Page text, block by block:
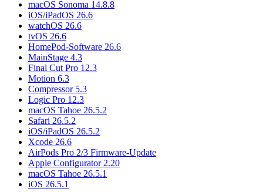
macOS Sonoma 14.8.8
iOS/iPadOS 26.6
watchOS 26.6
tvOS 26.6
HomePod-Software 26.6
MainStage 4.3
Final Cut Pro 12.3
Motion 6.3
Compressor 5.3
Logic Pro 12.3
macOS Tahoe 26.5.2
Safari 26.5.2
iOS/iPadOS 26.5.2
Xcode 26.6
AirPods Pro 2/3 Firmware-Update
Apple Configurator 2.20
macOS Tahoe 26.5.1
iOS 26.5.1